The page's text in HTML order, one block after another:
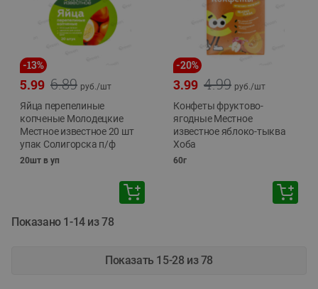
-13%
6.89
5.99 руб./шт
Яйца перепелиные
копченые Молодецкие
Местное известное 20 шт
упак Солигорска п/ф
20шт в уп
-20%
4.99
3.99 руб./шт
Конфеты фруктово-
ягодные Местное
известное яблоко-тыква
Хоба
60г
Показано 1-14 из 78
Показать 15-28 из 78